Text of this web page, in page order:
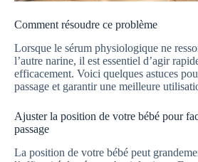
Comment résoudre ce problème
Lorsque le sérum physiologique ne
l’autre narine, il est essentiel d’agir
efficacement. Voici quelques astuces
passage et garantir une meilleure
Ajuster la position de votre bébé pour
passage
La position de votre bébé peut